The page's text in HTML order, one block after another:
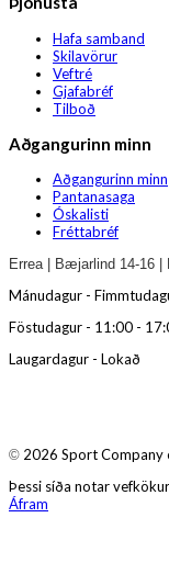
Hafa samband
Skilavörur
Veftré
Gjafabréf
Tilboð
Aðgangurinn minn
Aðgangurinn minn
Pantanasaga
Óskalisti
Fréttabréf
Errea | Bæjarlind 14-16 |
Mánudagur -
Föstudagur - 11:00 -
Laugardagur - Lokað
© 2026 Sport Company
Þessi síða notar
Áfram